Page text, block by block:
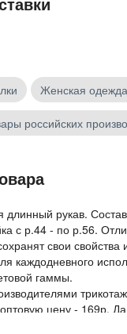
Женская
российских
длинный рукав.
с р.44 - по р.56.
свои свойства
каждодневного
гаммы.
цену - 169р.
При большом объеме